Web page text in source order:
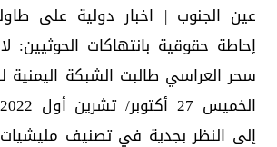
عين الجنوب | اخبار دولية على
إحاطة حقوقية بانتهاكات
سحر العراسي طالبت الشبكة اليمنية
إلى النظر بجدية في تصنيف